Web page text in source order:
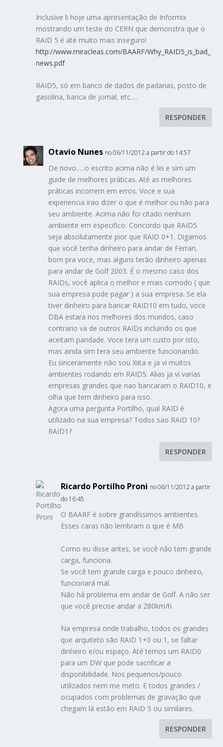
Inclusive li hoje uma apresentação de Informix
mostrando um teste do CERN que demonstra que o
RAID 5 é até muito mais inseguro!
http://www.miracleas.com/BAARF/Why_RAID5_is_bad_
news.pdf
RAID5, só em banco de dados de padarias, posto de
gasolina, banca de jornal, etc….
RESPONDER
Otavio Nunes no 06/11/2012 a partir do 14:57
De novo…..o escrito acima não é lei e sim um
guide de melhores práticas. Até as melhores
práticas incorrem em erros. Voce e sua
experiencia irao dizer o que é melhor ou não para
seu ambiente. Acima não foi citado nenhum
ambiente em especifico. Concordo que RAID5
seja absolutamente pior que RAID 0+1. Digamos
que você tenha dinheiro para andar de Ferrari,
bom pra voce, mas alguns terão dinheiro apenas
para andar de Golf 2003. É o mesmo caso dos
RAIDs, você aplica o melhor e mais comodo ( que
sua empresa pode pagar ) a sua empresa. Se ela
tiver dinheiro para bancar RAID10 em tudo, voce
DBA estara nos melhores dos mundos, caso
contrario va de outros RAIDs incluindo os que
aceitam paridade. Voce tera um custo por isto,
mas ainda sim tera seu ambiente funcionando.
Eu sinceramente não sou Xiita e ja vi muitos
ambientes rodando em RAID5. Alias ja vi varias
empresas grandes que nao bancaram o RAID10, e
olha que tem dinheiro para isso.
Agora uma pergunta Portilho, qual RAID é
utilizado na sua empresa? Todos sao RAID 10?
RAID1?
RESPONDER
Ricardo Portilho Proni no 06/11/2012 a partir
do 16:45
O BAARF é sobre grandíssimos ambientes.
Esses caras não lembram o que é MB.
Como eu disse antes, se você não tem grande
carga, funciona.
Se você tem grande carga e pouco dinheiro,
funcionará mal.
Não há problema em andar de Golf. A não ser
que você precise andar a 280km/h.
Na empresa onde trabalho, todos os grandes
que arquiteto são RAID 1+0 ou 1, se faltar
dinheiro e/ou espaço. Até temos um RAID0
para um DW que pode sacrificar a
disponibilidade. Nos pequenos/pouco
utilizados nem me meto. E todos grandes /
ocupados com problemas de gravação que
chegam lá estão em RAID 5 ou similares.
RESPONDER